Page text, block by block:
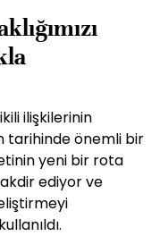
ilişkilerinin
tarihinde önemli bir
yeni bir rota
ediyor ve